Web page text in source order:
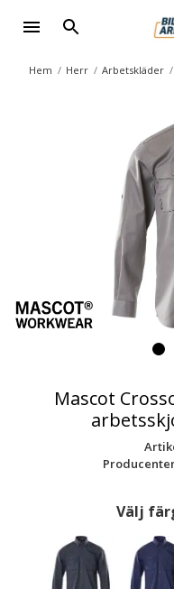
Hem Herr Arbetskläder
Mascot
Välj